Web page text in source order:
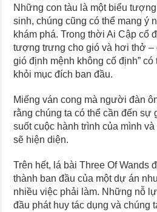
Những con tàu là một biểu
sinh, chúng cũng có thể mang ý
khám phá. Trong thời Ai Cập cổ
tượng trưng cho gió và hơi thở –
gió định mệnh không cố định” có
khỏi mục đích ban đầu.
Miếng ván cong mà người đàn
rằng chúng ta có thể cần đến sự
suốt cuộc hành trình của mình
sẽ hiện diện.
Trên hết, lá bài Three Of Wands
thành ban đầu của một dự án
nhiều việc phải làm. Những nỗ
đầu phát huy tác dụng và chúng